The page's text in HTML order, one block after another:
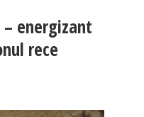
energizant
rece